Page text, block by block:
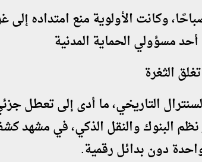
بلاغ الحريق الساعة 11:20 صباحًا، وكانت الأولوية منع
مسؤولي الحماية المدنية
الثغرة
التاريخي، ما أدى إلى تعطل
نظم البنوك والنقل الذكي، في مشهد
دون بدائل رقمية.